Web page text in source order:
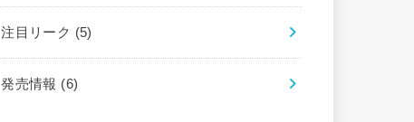
注目リーク (5)
発売情報 (6)